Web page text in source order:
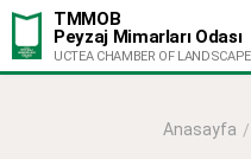
TMMOB
Peyzaj Mimarları Odası
UCTEA CHAMBER OF
Anasayfa